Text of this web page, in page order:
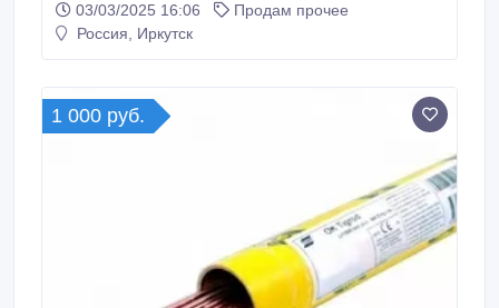
расходные материалы для НК, Agfa, Fujifilm,
Carestream, Kodak, Агфа, Фуджифилм, карестрим,
03/03/2025 16:06
Продам прочее
Россия, Иркутск
1 000 руб.